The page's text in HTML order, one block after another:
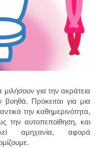
για την ακράτεια
Πρόκειται για μια
την καθημερινότητα,
την αυτοπεποίθηση, και
αμηχανία, αφορά